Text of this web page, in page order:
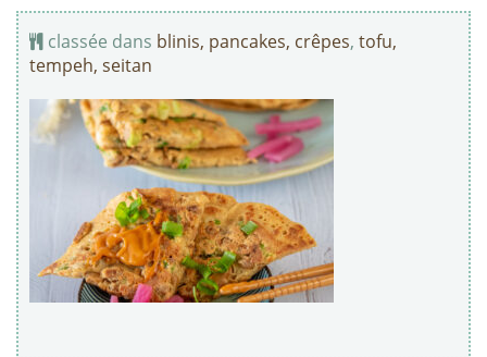
classée dans blinis, pancakes, crêpes, tofu,
tempeh, seitan